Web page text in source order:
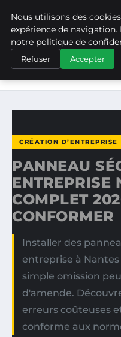
ASVPP
ACCUEIL
CRÉATION
PANNEAU SÉCURITÉ
CRÉATION D’ENTREPRISE
PANNEAU
ENTREPRISE
COMPLET
CONFORMER
Installer des
entreprise à
simple omission
d'amende.
erreurs coûteuses
conforme aux
Nous utilisons des
expérience de
notre politique de
Refuser Accepter